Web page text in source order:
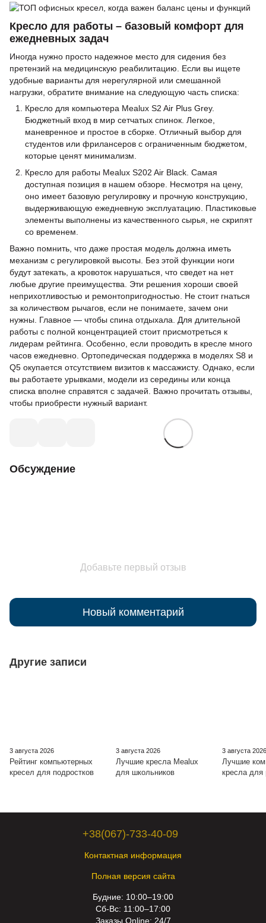
Кресло для работы – базовый комфорт для
ежедневных задач
Иногда нужно просто надежное место для сидения без
претензий на медицинскую реабилитацию. Если вы ищете
удобные варианты для нерегулярной или смешанной
нагрузки, обратите внимание на следующую часть списка:
Кресло для компьютера Mealux S2 Air Plus Grey.
Бюджетный вход в мир сетчатых спинок. Легкое,
маневренное и простое в сборке. Отличный выбор для
студентов или фрилансеров с ограниченным бюджетом,
которые ценят минимализм.
Кресло для работы Mealux S202 Air Black. Самая
доступная позиция в нашем обзоре. Несмотря на цену,
оно имеет базовую регулировку и прочную конструкцию,
выдерживающую ежедневную эксплуатацию. Пластиковые
элементы выполнены из качественного сырья, не скрипят
со временем.
Важно помнить, что даже простая модель должна иметь
механизм с регулировкой высоты. Без этой функции ноги
будут затекать, а кровоток нарушаться, что сведет на нет
любые другие преимущества. Эти решения хороши своей
неприхотливостью и ремонтопригодностью. Не стоит гнаться
за количеством рычагов, если не понимаете, зачем они
нужны. Главное — чтобы спина отдыхала. Для длительной
работы с полной концентрацией стоит присмотреться к
лидерам рейтинга. Особенно, если проводить в кресле много
часов ежедневно. Ортопедическая поддержка в моделях S8 и
Q5 окупается отсутствием визитов к массажисту. Однако, если
вы работаете урывками, модели из середины или конца
списка вполне справятся с задачей. Важно прочитать отзывы,
чтобы приобрести нужный вариант.
Обсуждение
Добавьте первый отзыв
Новый комментарий
Другие записи
3 августа 2026
Рейтинг компьютерных
кресел для подростков
3 августа 2026
Лучшие кресла Mealux
для школьников
3 августа
Лучшие
кресла
+38(067)-733-40-09
Контактная информация
Полная версия сайта
Будние: 10:00–19:00
Сб-Вс: 11:00–17:00
Заказы Online: 24/7